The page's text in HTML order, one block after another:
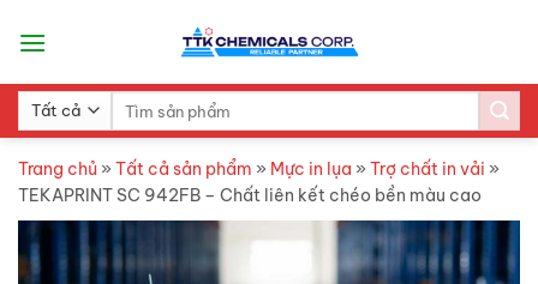
Search
Trang chủ » Tất cả sản phẩm » Mực in lụa » Trợ chất in vải »
TEKAPRINT SC 942FB – Chất liên kết chéo bền màu cao